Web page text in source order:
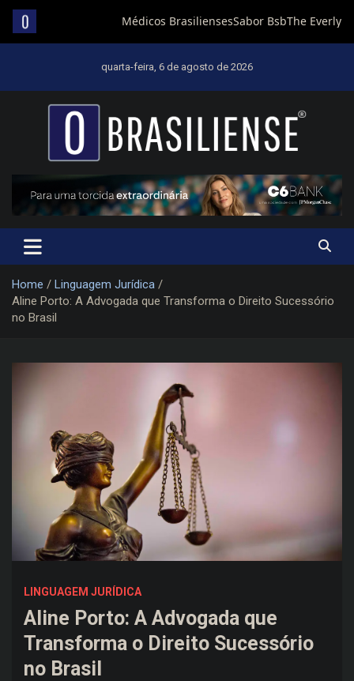
quarta-feira, 6 de agosto de 2026
Um diário de notícias que trabalha por Brasília
Home
Linguagem Jurídica
Aline Porto: A Advogada que Transforma o Direito Sucessório
no Brasil
LINGUAGEM JURÍDICA
Aline Porto: A Advogada que
Transforma o Direito Sucessório
no Brasil